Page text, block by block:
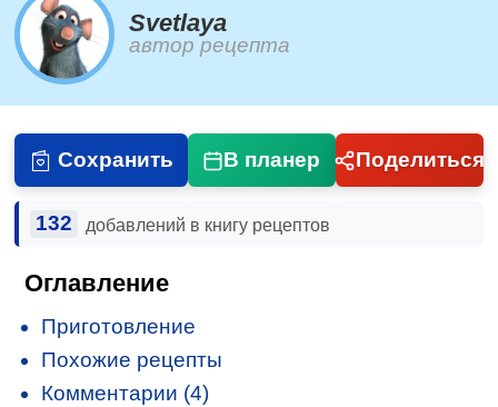
Svetlaya
автор рецепта
Сохранить В планер Поделиться
132 добавлений в книгу рецептов
Оглавление
Приготовление
Похожие рецепты
Комментарии (4)